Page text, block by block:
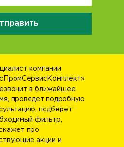
компании
в ближайшее
проведет подробную
подберет
фильтр,
про
акции и